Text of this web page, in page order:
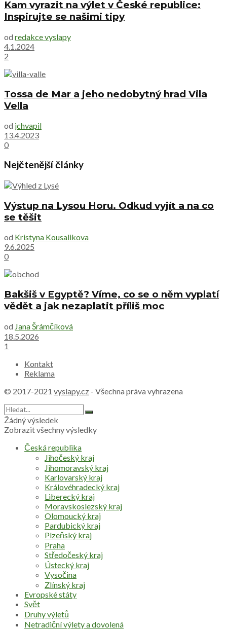
Kam vyrazit na výlet v České republice:
Inspirujte se našimi tipy
od redakce vyslapy
4.1.2024
2
Tossa de Mar a jeho nedobytný hrad Vila
Vella
od jchvapil
13.4.2023
0
Nejčtenější články
Výstup na Lysou Horu. Odkud vyjít a na co
se těšit
od Kristyna Kousalikova
9.6.2025
0
Bakšiš v Egyptě? Víme, co se o něm vyplatí
vědět a jak nezaplatit příliš moc
od Jana Šrámčíková
18.5.2026
1
Kontakt
Reklama
© 2017-2021 vyslapy.cz - Všechna práva vyhrazena
Žádný výsledek
Zobrazit všechny výsledky
Česká republika
Jihočeský kraj
Jihomoravský kraj
Karlovarský kraj
Královéhradecký kraj
Liberecký kraj
Moravskoslezský kraj
Olomoucký kraj
Pardubický kraj
Plzeňský kraj
Praha
Středočeský kraj
Ústecký kraj
Vysočina
Zlínský kraj
Evropské státy
Svět
Druhy výletů
Netradiční výlety a dovolená